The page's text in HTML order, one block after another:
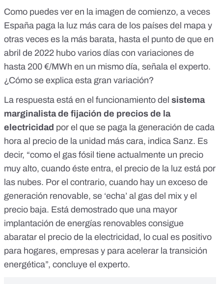
Como puedes ver en la imagen de comienzo, a veces
España paga la luz más cara de los países del mapa y
otras veces es la más barata, hasta el punto de que en
abril de 2022 hubo varios días con variaciones de
hasta 200 €/MWh en un mismo día, señala el experto.
¿Cómo se explica esta gran variación?
La respuesta está en el funcionamiento del sistema
marginalista de fijación de precios de la
electricidad por el que se paga la generación de cada
hora al precio de la unidad más cara, indica Sanz. Es
decir, “como el gas fósil tiene actualmente un precio
muy alto, cuando éste entra, el precio de la luz está por
las nubes. Por el contrario, cuando hay un exceso de
generación renovable, se ‘echa’ al gas del mix y el
precio baja. Está demostrado que una mayor
implantación de energías renovables consigue
abaratar el precio de la electricidad, lo cual es positivo
para hogares, empresas y para acelerar la transición
energética”, concluye el experto.